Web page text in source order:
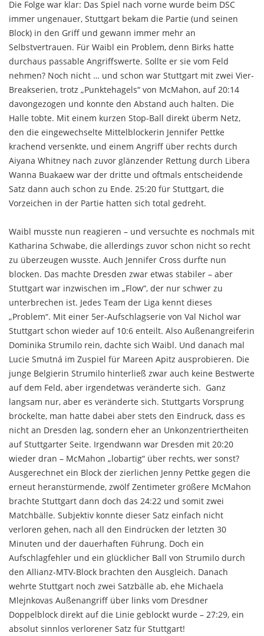
Die Folge war klar: Das Spiel nach vorne wurde beim DSC
immer ungenauer, Stuttgart bekam die Partie (und seinen
Block) in den Griff und gewann immer mehr an
Selbstvertrauen. Für Waibl ein Problem, denn Birks hatte
durchaus passable Angriffswerte. Sollte er sie vom Feld
nehmen? Noch nicht … und schon war Stuttgart mit zwei Vier-
Breakserien, trotz „Punktehagels“ von McMahon, auf 20:14
davongezogen und konnte den Abstand auch halten. Die
Halle tobte. Mit einem kurzen Stop-Ball direkt überm Netz,
den die eingewechselte Mittelblockerin Jennifer Pettke
krachend versenkte, und einem Angriff über rechts durch
Aiyana Whitney nach zuvor glänzender Rettung durch Libera
Wanna Buakaew war der dritte und oftmals entscheidende
Satz dann auch schon zu Ende. 25:20 für Stuttgart, die
Vorzeichen in der Partie hatten sich total gedreht.
Waibl musste nun reagieren – und versuchte es nochmals mit
Katharina Schwabe, die allerdings zuvor schon nicht so recht
zu überzeugen wusste. Auch Jennifer Cross durfte nun
blocken. Das machte Dresden zwar etwas stabiler – aber
Stuttgart war inzwischen im „Flow“, der nur schwer zu
unterbrechen ist. Jedes Team der Liga kennt dieses
„Problem“. Mit einer 5er-Aufschlagserie von Val Nichol war
Stuttgart schon wieder auf 10:6 enteilt. Also Außenangreiferin
Dominika Strumilo rein, dachte sich Waibl. Und danach mal
Lucie Smutná im Zuspiel für Mareen Apitz ausprobieren. Die
junge Belgierin Strumilo hinterließ zwar auch keine Bestwerte
auf dem Feld, aber irgendetwas veränderte sich. Ganz
langsam nur, aber es veränderte sich. Stuttgarts Vorsprung
bröckelte, man hatte dabei aber stets den Eindruck, dass es
nicht an Dresden lag, sondern eher an Unkonzentriertheiten
auf Stuttgarter Seite. Irgendwann war Dresden mit 20:20
wieder dran – McMahon „lobartig“ über rechts, wer sonst?
Ausgerechnet ein Block der zierlichen Jenny Pettke gegen die
erneut heranstürmende, zwölf Zentimeter größere McMahon
brachte Stuttgart dann doch das 24:22 und somit zwei
Matchbälle. Subjektiv konnte dieser Satz einfach nicht
verloren gehen, nach all den Eindrücken der letzten 30
Minuten und der dauerhaften Führung. Doch ein
Aufschlagfehler und ein glücklicher Ball von Strumilo durch
den Allianz-MTV-Block brachten den Ausgleich. Danach
wehrte Stuttgart noch zwei Satzbälle ab, ehe Michaela
Mlejnkovas Außenangriff über links vom Dresdner
Doppelblock direkt auf die Linie geblockt wurde – 27:29, ein
absolut sinnlos verlorener Satz für Stuttgart!